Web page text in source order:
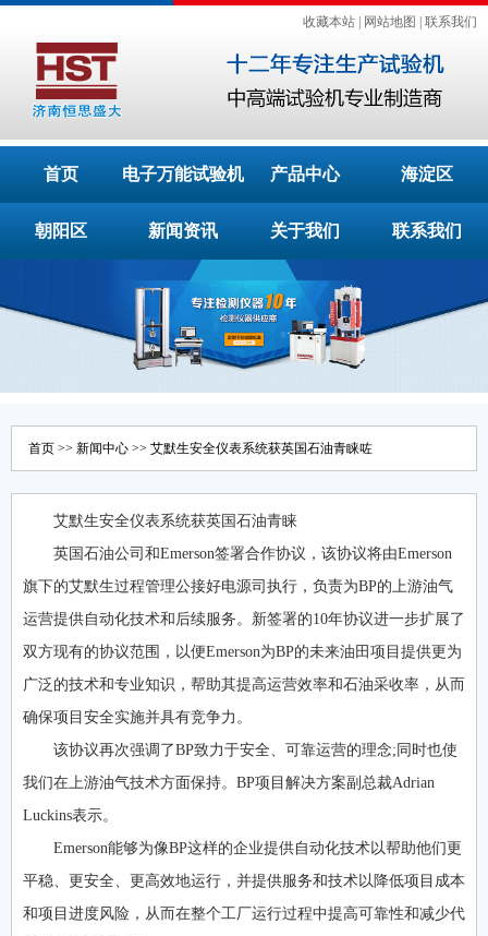
收藏本站 网站地图 联系我们
首页 电子万能试验机 产品中心 海淀区
朝阳区 新闻资讯 关于我们 联系我们
首页 >> 新闻中心 >> 艾默生安全仪表系统获英国石油青睐咗
艾默生安全仪表系统获英国石油青睐
英国石油公司和Emerson签署合作协议，该协议将由Emerson
旗下的艾默生过程管理公接好电源司执行，负责为BP的上游油气
运营提供自动化技术和后续服务。新签署的10年协议进一步扩展了
双方现有的协议范围，以便Emerson为BP的未来油田项目提供更为
广泛的技术和专业知识，帮助其提高运营效率和石油采收率，从而
确保项目安全实施并具有竞争力。
该协议再次强调了BP致力于安全、可靠运营的理念;同时也使
我们在上游油气技术方面保持。BP项目解决方案副总裁Adrian
Luckins表示。
Emerson能够为像BP这样的企业提供自动化技术以帮助他们更
平稳、更安全、更高效地运行，并提供服务和技术以降低项目成本
和项目进度风险，从而在整个工厂运行过程中提高可靠性和减少代